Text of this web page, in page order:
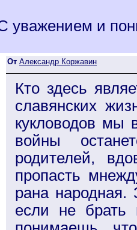
уважением и
От Александр Коржавин
Кто здесь
славянских
кукловодов мы
войны
родителей,
пропасть
рана народная.
если не брать